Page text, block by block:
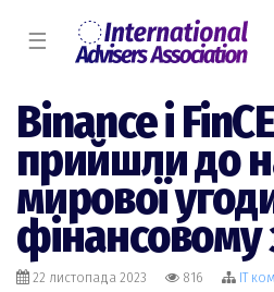
☰
Binance і
прийшли до
мирової
фінансовому
22 листопада 2023 816 IT